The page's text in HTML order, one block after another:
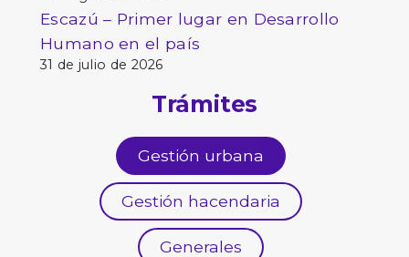
Escazú – Primer lugar en Desarrollo
Humano en el país
31 de julio de 2026
Trámites
Gestión urbana
Gestión hacendaria
Generales